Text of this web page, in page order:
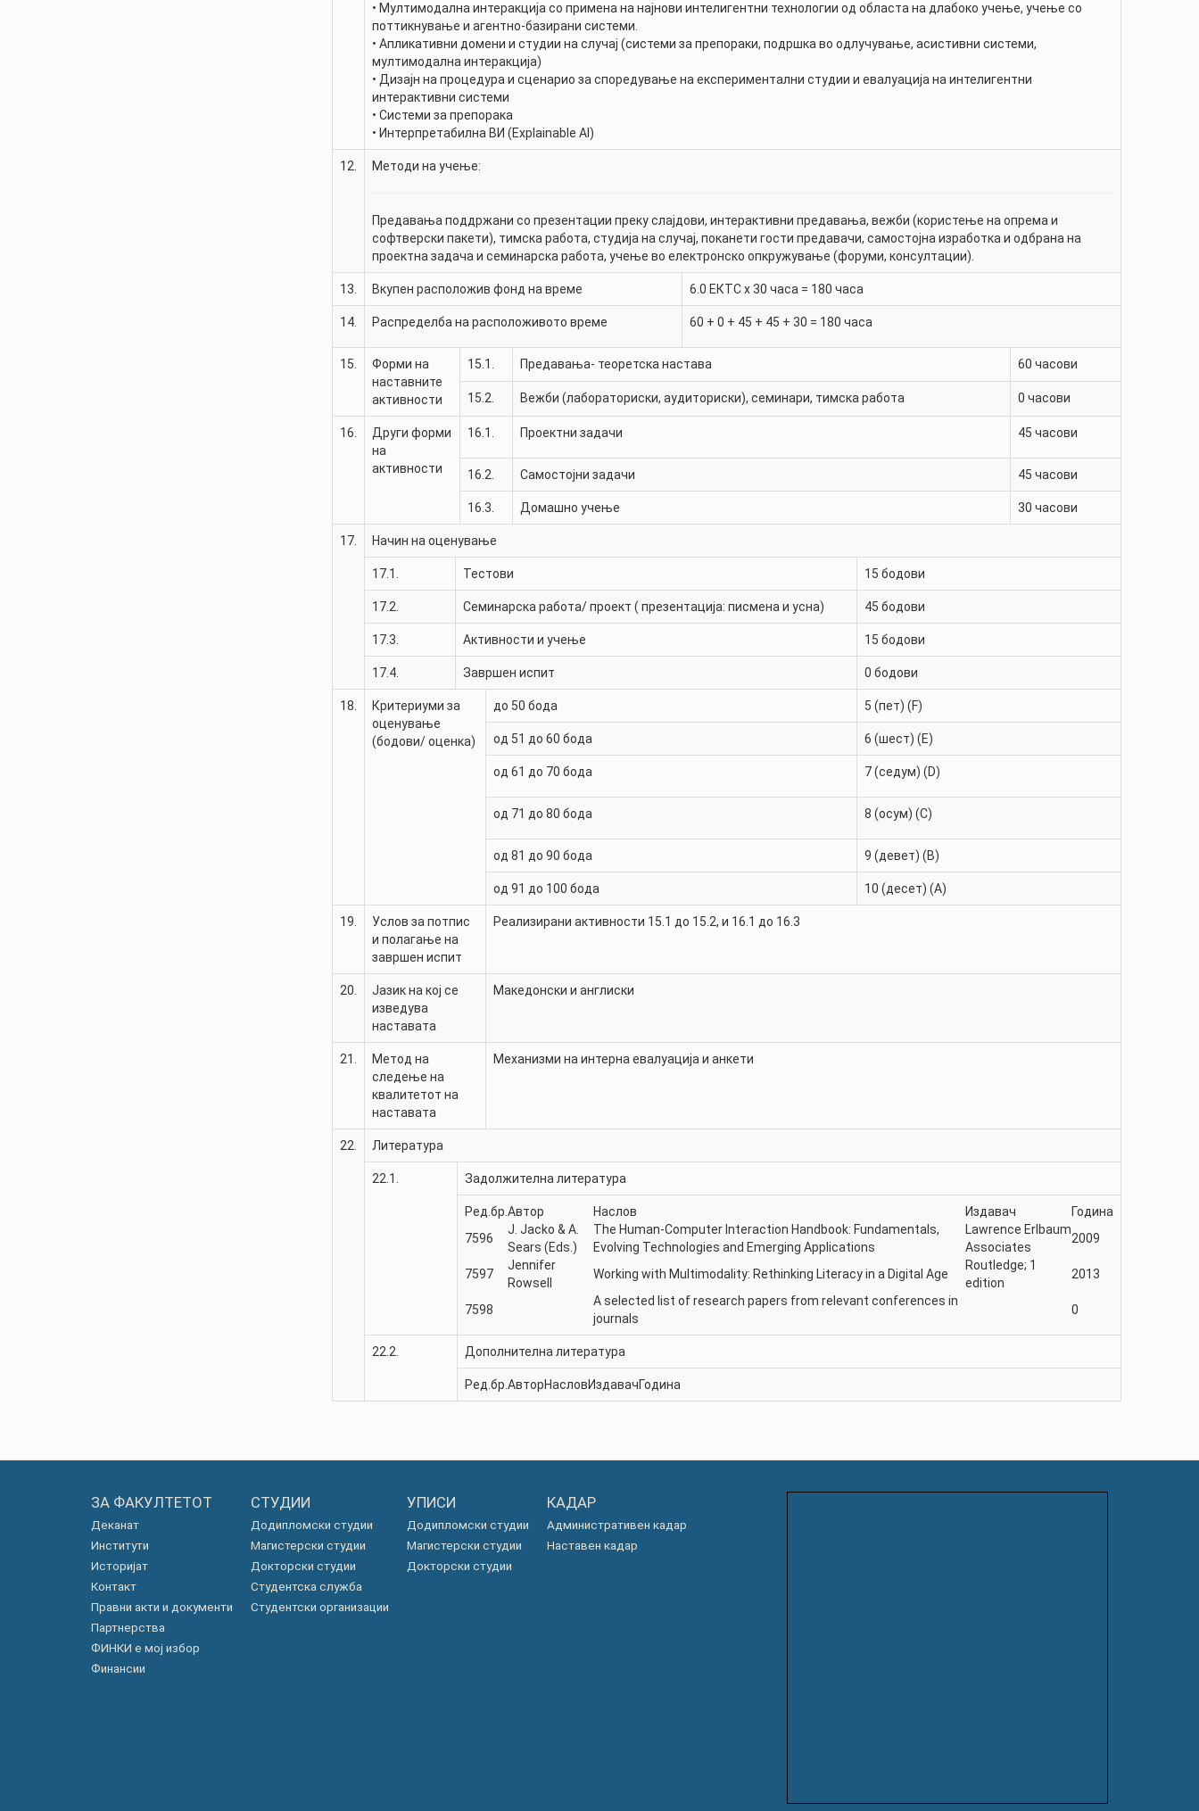
• Мултимодална интеракција со примена на најнови интелигентни технологии од областа на длабоко учење, учење со
поттикнување и агентно-базирани системи.
• Апликативни домени и студии на случај (системи за препораки, подршка во одлучување, асистивни системи,
мултимодална интеракција)
• Дизајн на процедура и сценарио за споредување на експериментални студии и евалуација на интелигентни
интерактивни системи
• Системи за препорака
• Интерпретабилна ВИ (Explainable AI)
12. Методи на учење:
Предавања поддржани со презентации преку слајдови, интерактивни предавања, вежби (користење на опрема и
софтверски пакети), тимска работа, студија на случај, поканети гости предавачи, самостојна изработка и одбрана на
проектна задача и семинарска работа, учење во електронско опкружување (форуми, консултации).
13. Вкупен расположив фонд на време 6.0 ЕКТС x 30 часа = 180 часа
14. Распределба на расположивото време 60 + 0 + 45 + 45 + 30 = 180 часа
15.
Форми на
наставните
активности
15.1. Предавања- теоретска настава 60 часови
15.2. Вежби (лабораториски, аудиториски), семинари, тимска работа 0 часови
16.
Други форми
на
активности
16.1. Проектни задачи 45 часови
16.2. Самостојни задачи 45 часови
16.3. Домашно учење 30 часови
17. Начин на оценување
17.1. Тестови 15 бодови
17.2. Семинарска работа/ проект ( презентација: писмена и усна) 45 бодови
17.3. Активности и учење 15 бодови
17.4. Завршен испит 0 бодови
18.
Критериуми за
оценување
(бодови/ оценка)
до 50 бода 5 (пет) (F)
од 51 до 60 бода 6 (шест) (E)
од 61 до 70 бода 7 (седум) (D)
од 71 до 80 бода 8 (осум) (C)
од 81 до 90 бода 9 (девет) (B)
од 91 до 100 бода 10 (десет) (A)
19.
Услов за потпис
и полагање на
завршен испит
Реализирани активности 15.1 до 15.2, и 16.1 до 16.3
20.
Јазик на кој се
изведува
наставата
Македонски и англиски
21.
Метод на
следење на
квалитетот на
наставата
Механизми на интерна евалуација и анкети
22. Литература
22.1. Задолжителна литература
Ред.бр. Автор Наслов Издавач
Година
7596
J. Jacko & A.
Sears (Eds.)
The Human-Computer Interaction Handbook: Fundamentals,
Evolving Technologies and Emerging Applications
Lawrence Erlbaum
Associates
2009
7597
Jennifer
Rowsell
Working with Multimodality: Rethinking Literacy in a Digital Age
Routledge; 1
edition
2013
7598
A selected list of research papers from relevant conferences in
journals
0
22.2. Дополнителна литература
Ред.бр. АвторНасловИздавачГодина
ЗА ФАКУЛТЕТОТ
Деканат
Институти
Историјат
Контакт
Правни акти и документи
Партнерства
ФИНКИ е мој избор
Финансии
СТУДИИ
Додипломски студии
Магистерски студии
Докторски студии
Студентска служба
Студентски организации
УПИСИ
Додипломски студии
Магистерски студии
Докторски студии
КАДАР
Административен кадар
Наставен кадар